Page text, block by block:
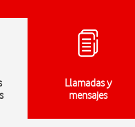
Llamadas y
mensajes